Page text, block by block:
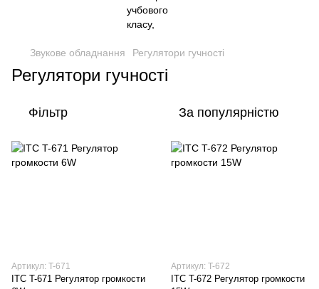
Звукове обладнання Регулятори гучності
Регулятори гучності
Фільтр За популярністю
Артикул: T-671
ITC T-671 Регулятор громкости
Артикул: T-672
ITC T-672 Регулятор громкости